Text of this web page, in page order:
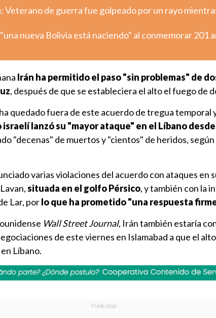
Veterano de guerra fue golpeado por un rayo
nueva Bolivia está naciendo" al conmemorar 201
Irán ha permitido el paso "sin problemas" de
, después de que se estableciera el alto el fuego de
quedado fuera de este acuerdo de tregua temporal
israelí lanzó su "mayor ataque" en el Líbano
"decenas" de muertos y "cientos" de heridos,
varias violaciones del acuerdo con ataques en
situada en el golfo Pérsico, y también con la
Lar, porlo que ha prometido "una respuesta
Wall Street Journal, Irán también estaría
de este viernes en Islamabad a que el
Líbano.